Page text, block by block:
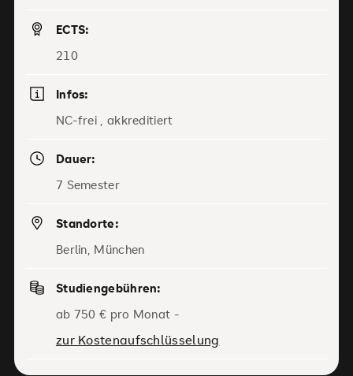
ECTS:
210
Infos:
NC-frei , akkreditiert
Dauer:
7 Semester
Standorte:
Berlin, München
Studiengebühren:
ab 750 € pro Monat -
zur Kostenaufschlüsselung